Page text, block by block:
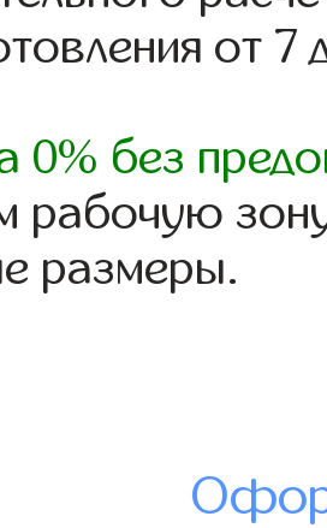
от 7
0% без
рабочую
размеры.